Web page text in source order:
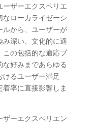
ーザーエクスペリエ
なローカライゼーシ
ルから、ユーザーが
み深い、文化的に適
この包括的な適応プ
な好みまであらゆる
けるユーザー満足
率に直接影響しま
ザーエクスペリエン